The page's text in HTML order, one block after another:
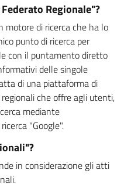
Regionale"?
motore di ricerca che ha lo
punto di ricerca per
con il puntamento diretto
delle singole
di una piattaforma di
che offre agli utenti,
mediante
"Google".
in considerazione gli atti